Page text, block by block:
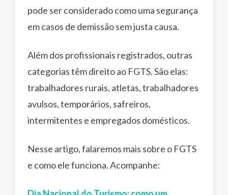
pode ser considerado como uma segurança
em casos de demissão sem justa causa.
Além dos profissionais registrados, outras
categorias têm direito ao FGTS. São elas:
trabalhadores rurais, atletas, trabalhadores
avulsos, temporários, safreiros,
intermitentes e empregados domésticos.
Nesse artigo, falaremos mais sobre o FGTS
e como ele funciona. Acompanhe: